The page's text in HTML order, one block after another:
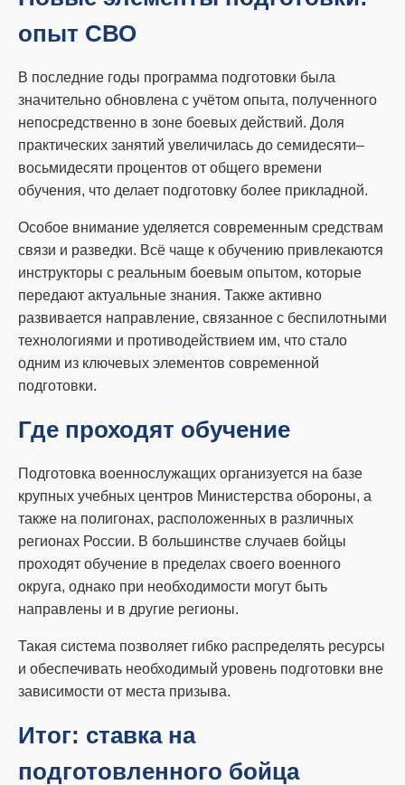
опыт СВО
В последние годы программа подготовки была
значительно обновлена с учётом опыта, полученного
непосредственно в зоне боевых действий. Доля
практических занятий увеличилась до семидесяти–
восьмидесяти процентов от общего времени
обучения, что делает подготовку более прикладной.
Особое внимание уделяется современным средствам
связи и разведки. Всё чаще к обучению привлекаются
инструкторы с реальным боевым опытом, которые
передают актуальные знания. Также активно
развивается направление, связанное с беспилотными
технологиями и противодействием им, что стало
одним из ключевых элементов современной
подготовки.
Где проходят обучение
Подготовка военнослужащих организуется на базе
крупных учебных центров Министерства обороны, а
также на полигонах, расположенных в различных
регионах России. В большинстве случаев бойцы
проходят обучение в пределах своего военного
округа, однако при необходимости могут быть
направлены и в другие регионы.
Такая система позволяет гибко распределять ресурсы
и обеспечивать необходимый уровень подготовки вне
зависимости от места призыва.
Итог: ставка на
подготовленного бойца